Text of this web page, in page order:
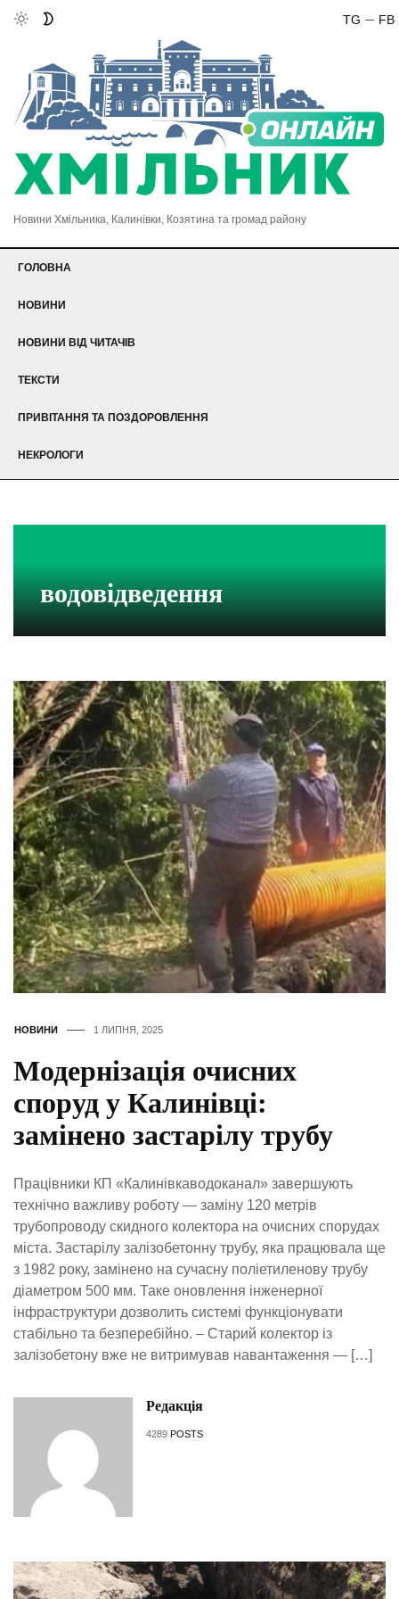
FB
TG
Новини Хмільника, Калинівки, Козятина та громад району
ГОЛОВНА
НОВИНИ
НОВИНИ ВІД ЧИТАЧІВ
ТЕКСТИ
ПРИВІТАННЯ ТА ПОЗДОРОВЛЕННЯ
НЕКРОЛОГИ
водовідведення
НОВИНИ 1 ЛИПНЯ, 2025
Модернізація очисних
споруд у Калинівці:
замінено застарілу трубу
Працівники КП «Калинівкаводоканал» завершують
технічно важливу роботу — заміну 120 метрів
трубопроводу скидного колектора на очисних спорудах
міста. Застарілу залізобетонну трубу, яка працювала ще
з 1982 року, замінено на сучасну поліетиленову трубу
діаметром 500 мм. Таке оновлення інженерної
інфраструктури дозволить системі функціонувати
стабільно та безперебійно. – Старий колектор із
залізобетону вже не витримував навантаження — […]
Редакція
4289 POSTS